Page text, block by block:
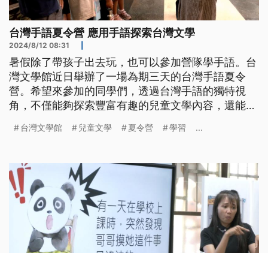
台灣手語夏令營 應用手語探索台灣文學
2024/8/12 08:31
暑假除了帶孩子出去玩，也可以參加營隊學手語。台
灣文學館近日舉辦了一場為期三天的台灣手語夏令
營。希望來參加的同學們，透過台灣手語的獨特視
角，不僅能夠探索豐富有趣的兒童文學內容，還能深
台灣文學館 兒童文學 夏令營 學習 ...